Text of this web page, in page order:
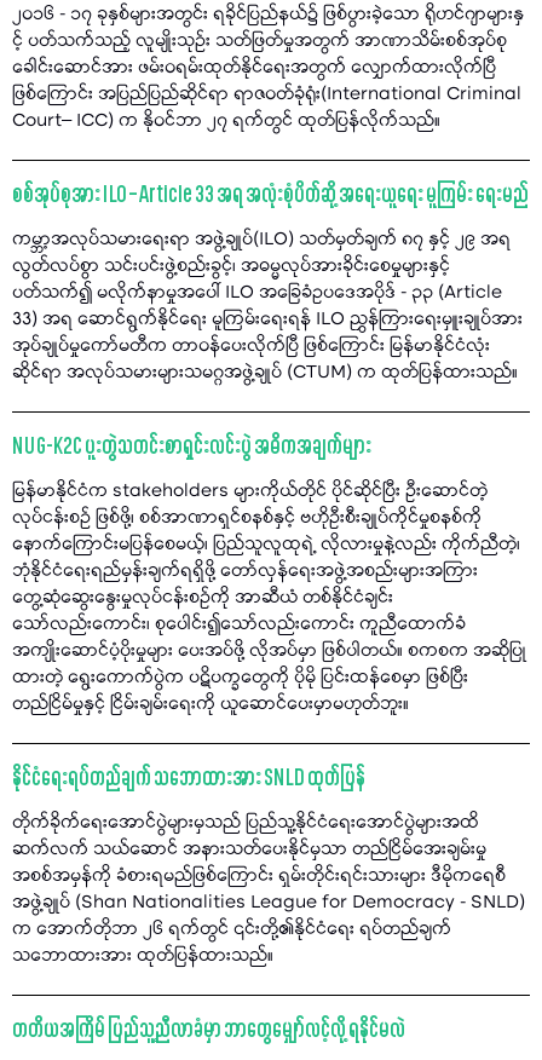
၂၀၁၆ - ၁၇ ခုနှစ်များအတွင်း ရခိုင်ပြည်နယ်၌ ဖြစ်ပွားခဲ့သော ရိုဟင်ဂျာများနှ
င့် ပတ်သက်သည့် လူမျိုးသုဉ်း သတ်ဖြတ်မှုအတွက် အာဏာသိမ်းစစ်အုပ်စု
ခေါင်းဆောင်အား ဖမ်းဝရမ်းထုတ်နိုင်ရေးအတွက် လျှောက်ထားလိုက်ပြီ
ဖြစ်ကြောင်း အပြည်ပြည်ဆိုင်ရာ ရာဇဝတ်ခုံရုံး(International Criminal
Court– ICC) က နိုဝင်ဘာ ၂၇ ရက်တွင် ထုတ်ပြန်လိုက်သည်။
စစ်အုပ်စုအား ILO – Article 33 အရ အလုံးစုံပိတ်ဆို့ အရေးယူရေး မူကြမ်း ရေးမည်
ကမ္ဘာ့အလုပ်သမားရေးရာ အဖွဲ့ချုပ်(ILO) သတ်မှတ်ချက် ၈၇ နှင့် ၂၉ အရ
လွတ်လပ်စွာ သင်းပင်းဖွဲ့စည်းခွင့်၊ အဓမ္မလုပ်အားခိုင်းစေမှုများနှင့်
ပတ်သက်၍ မလိုက်နာမှုအပေါ် ILO အခြေခံဥပဒေအပိုဒ် - ၃၃ (Article
33) အရ ဆောင်ရွက်နိုင်ရေး မူကြမ်းရေးရန် ILO ညွှန်ကြားရေးမှူးချုပ်အား
အုပ်ချုပ်မှုကော်မတီက တာဝန်ပေးလိုက်ပြီ ဖြစ်ကြောင်း မြန်မာနိုင်ငံလုံး
ဆိုင်ရာ အလုပ်သမားများသမဂ္ဂအဖွဲ့ချုပ် (CTUM) က ထုတ်ပြန်ထားသည်။
NUG-K2C ပူးတွဲသတင်းစာရှင်းလင်းပွဲ အဓိကအချက်များ
မြန်မာနိုင်ငံက stakeholders များကိုယ်တိုင် ပိုင်ဆိုင်ပြီး ဦးဆောင်တဲ့
လုပ်ငန်းစဉ် ဖြစ်ဖို့၊ စစ်အာဏာရှင်စနစ်နှင့် ဗဟိုဦးစီးချုပ်ကိုင်မှုစနစ်ကို
နောက်ကြောင်းမပြန်စေမယ့်၊ ပြည်သူလူထုရဲ့ လိုလားမှုနဲ့လည်း ကိုက်ညီတဲ့၊
ဘုံနိုင်ငံရေးရည်မှန်းချက်ရရှိဖို့ တော်လှန်ရေးအဖွဲ့အစည်းများအကြား
တွေ့ဆုံဆွေးနွေးမှုလုပ်ငန်းစဥ်ကို အာဆီယံ တစ်နိုင်ငံချင်း
သော်လည်းကောင်း၊ စုပေါင်း၍သော်လည်းကောင်း ကူညီထောက်ခံ
အကျိုးဆောင်ပံ့ပိုးမှုများ ပေးအပ်ဖို့ လိုအပ်မှာ ဖြစ်ပါတယ်။ စကစက အဆိုပြု
ထားတဲ့ ရွေးကောက်ပွဲက ပဋိပက္ခတွေကို ပိုမို ပြင်းထန်စေမှာ ဖြစ်ပြီး
တည်ငြိမ်မှုနှင့် ငြိမ်းချမ်းရေးကို ယူဆောင်ပေးမှာမဟုတ်ဘူး။
နိုင်ငံရေးရပ်တည်ချက် သဘောထားအား SNLD ထုတ်ပြန်
တိုက်ခိုက်ရေးအောင်ပွဲများမှသည် ပြည်သူ့နိုင်ငံရေးအောင်ပွဲများအထိ
ဆက်လက် သယ်ဆောင် အနားသတ်ပေးနိုင်မှသာ တည်ငြိမ်အေးချမ်းမှု
အစစ်အမှန်ကို ခံစားရမည်ဖြစ်ကြောင်း ရှမ်းတိုင်းရင်းသားများ ဒီမိုကရေစီ
အဖွဲ့ချုပ် (Shan Nationalities League for Democracy - SNLD)
က အောက်တိုဘာ ၂၆ ရက်တွင် ၎င်းတို့၏နိုင်ငံရေး ရပ်တည်ချက်
သဘောထားအား ထုတ်ပြန်ထားသည်။
တတိယအကြိမ် ပြည်သူ့ညီလာခံမှာ ဘာတွေမျှော်လင့်လို့ ရနိုင်မလဲ